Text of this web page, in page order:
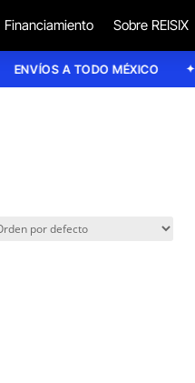
Financiamiento Sobre REISIX
ENVÍOS A TODO MÉXICO